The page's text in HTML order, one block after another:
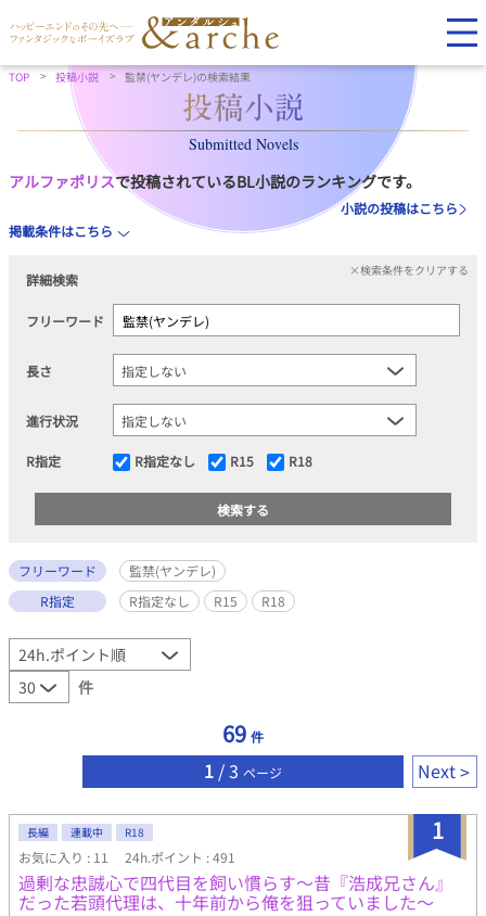
TOP 投稿小説 監禁(ヤンデレ)の検索結果
Submitted Novels
アルファポリスで投稿されているBL小説のランキングです。
小説の投稿はこちら
掲載条件はこちら
詳細検索
×検索条件をクリアする
フリーワード
長さ
進行状況
R指定 R指定なし R15 R18
フリーワード
監禁(ヤンデレ)
R指定
R指定なし R15 R18
件
69 件
1 / 3 ページ Next
1
長編 連載中 R18
お気に入り : 11 24h.ポイント : 491
過剰な忠誠心で四代目を飼い慣らす〜昔『浩成兄さん』
だった若頭代理は、十年前から俺を狙っていました〜